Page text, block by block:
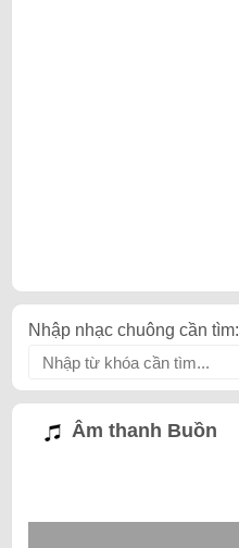
Nhập nhạc chuông cần tìm:
Âm thanh Buồn